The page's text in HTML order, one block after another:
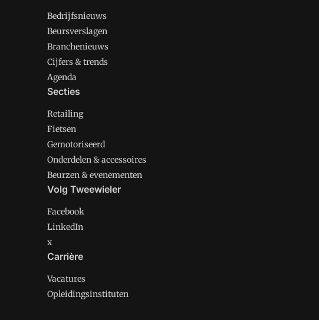
Bedrijfsnieuws
Beursverslagen
Branchenieuws
Cijfers & trends
Agenda
Secties
Retailing
Fietsen
Gemotoriseerd
Onderdelen & accessoires
Beurzen & evenementen
Volg Tweewieler
Facebook
LinkedIn
x
Carrière
Vacatures
Opleidingsinstituten